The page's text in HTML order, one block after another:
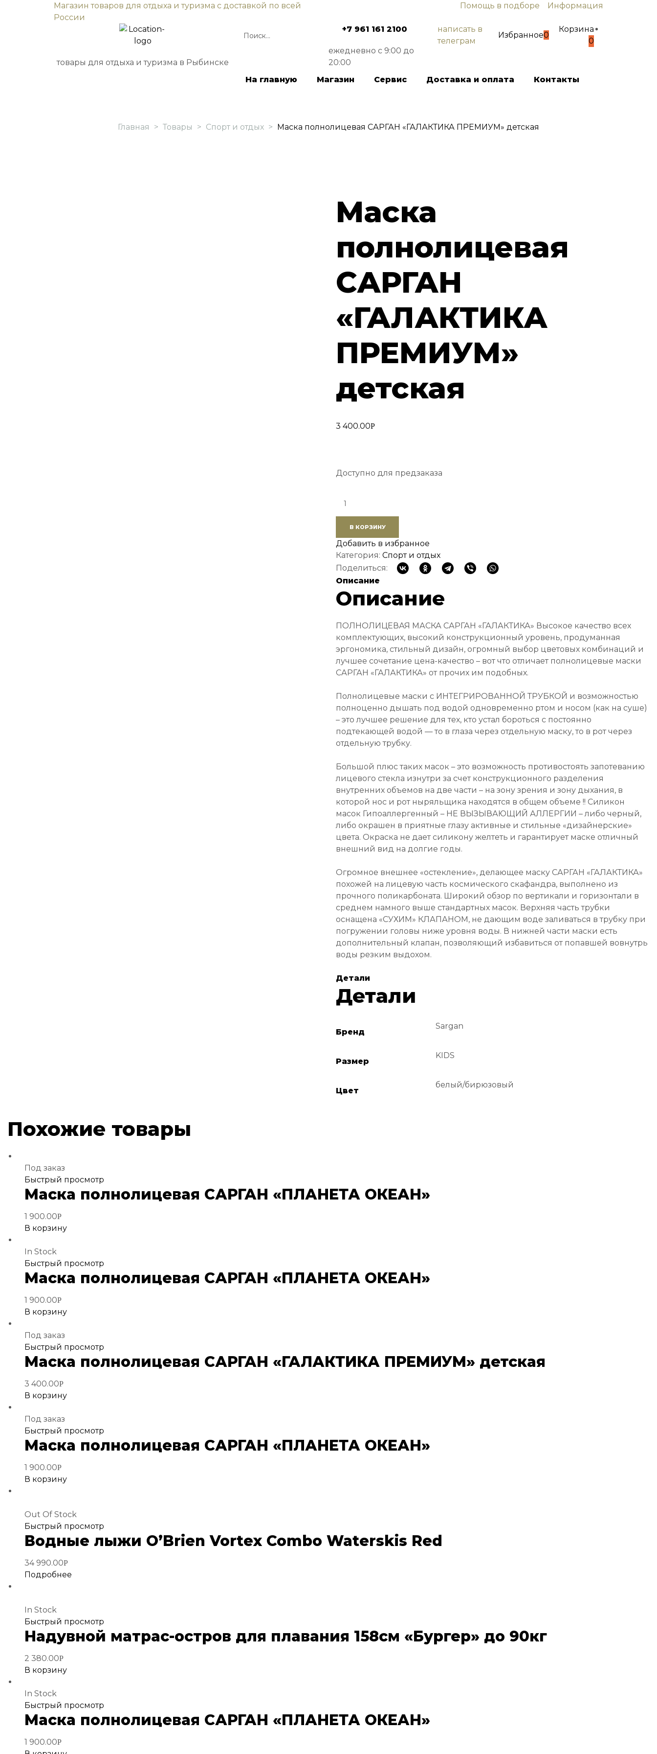
Магазин товаров для отдыха и туризма с доставкой по всей
России
Помощь в подборе Информация
товары для отдыха и туризма в Рыбинске
+7 961 161 2100
ежедневно с 9:00 до
20:00
написать в
телеграм
Избранное0
Корзина
0
На главную Магазин Сервис Доставка и оплата Контакты
Главная > Товары > Спорт и отдых > Маска полнолицевая САРГАН «ГАЛАКТИКА ПРЕМИУМ» детская
Маска
полнолицевая
САРГАН
«ГАЛАКТИКА
ПРЕМИУМ»
детская
3 400.00Р
Доступно для предзаказа
В КОРЗИНУ
Добавить в избранное
Категория: Спорт и отдых
Поделиться:
Описание
Описание
ПОЛНОЛИЦЕВАЯ МАСКА САРГАН «ГАЛАКТИКА» Высокое качество всех
комплектующих, высокий конструкционный уровень, продуманная
эргономика, стильный дизайн, огромный выбор цветовых комбинаций и
лучшее сочетание цена-качество – вот что отличает полнолицевые маски
САРГАН «ГАЛАКТИКА» от прочих им подобных.
Полнолицевые маски с ИНТЕГРИРОВАННОЙ ТРУБКОЙ и возможностью
полноценно дышать под водой одновременно ртом и носом (как на суше)
– это лучшее решение для тех, кто устал бороться с постоянно
подтекающей водой — то в глаза через отдельную маску, то в рот через
отдельную трубку.
Большой плюс таких масок – это возможность противостоять запотеванию
лицевого стекла изнутри за счет конструкционного разделения
внутренних объемов на две части – на зону зрения и зону дыхания, в
которой нос и рот ныряльщика находятся в общем объеме !! Силикон
масок Гипоаллергенный – НЕ ВЫЗЫВАЮЩИЙ АЛЛЕРГИИ – либо черный,
либо окрашен в приятные глазу активные и стильные «дизайнерские»
цвета. Окраска не дает силикону желтеть и гарантирует маске отличный
внешний вид на долгие годы.
Огромное внешнее «остекление», делающее маску САРГАН «ГАЛАКТИКА»
похожей на лицевую часть космического скафандра, выполнено из
прочного поликарбоната. Широкий обзор по вертикали и горизонтали в
среднем намного выше стандартных масок. Верхняя часть трубки
оснащена «СУХИМ» КЛАПАНОМ, не дающим воде заливаться в трубку при
погружении головы ниже уровня воды. В нижней части маски есть
дополнительный клапан, позволяющий избавиться от попавшей вовнутрь
воды резким выдохом.
Детали
Детали
Бренд
Sargan
Размер
KIDS
Цвет
белый/бирюзовый
Похожие товары
Под заказ
Добавить
в
Быстрый просмотр
Маска полнолицевая САРГАН «ПЛАНЕТА ОКЕАН»
1 900.00Р
В корзину
In Stock
Добавить
в
Быстрый просмотр
Маска полнолицевая САРГАН «ПЛАНЕТА ОКЕАН»
1 900.00Р
В корзину
Под заказ
Добавить
в
Быстрый просмотр
Маска полнолицевая САРГАН «ГАЛАКТИКА ПРЕМИУМ» детская
3 400.00Р
В корзину
Под заказ
Добавить
в
Быстрый просмотр
Маска полнолицевая САРГАН «ПЛАНЕТА ОКЕАН»
1 900.00Р
В корзину
Out Of Stock
Добавить
в
избранное
Быстрый просмотр
Водные лыжи O’Brien Vortex Combo Waterskis Red
34 990.00Р
Подробнее
In Stock
Добавить
в
избранное
Быстрый просмотр
Надувной матрас-остров для плавания 158см «Бургер» до 90кг
2 380.00Р
В корзину
In Stock
Добавить
в
Быстрый просмотр
Маска полнолицевая САРГАН «ПЛАНЕТА ОКЕАН»
1 900.00Р